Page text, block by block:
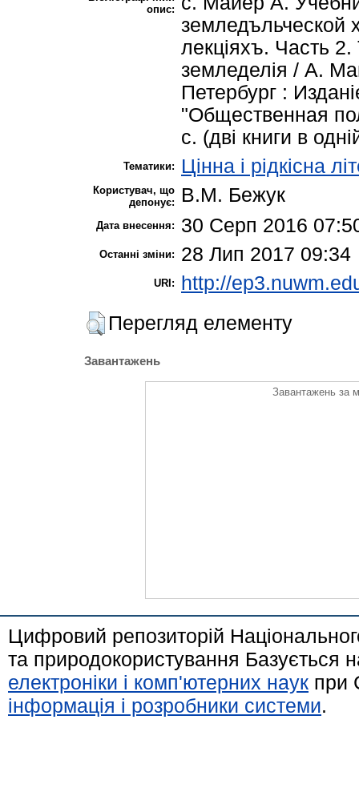
опис:
земледъльческой
лекціяхъ. Часть 2.
земледелія / А.
Петербург :
"Общественная
с. (дві книги в
Тематики: Цінна і рідкісна
Користувач, що
депонує:
В.М. Бежук
Дата внесення: 30 Серп 2016
Останні зміни: 28 Лип 2017 09:34
URI:
http://
Перегляд елементу
Завантажень
Завантажень за
Цифровий репозиторій
та природокористування Базується
електроніки і комп'ютерних наук при
інформація і розробники системи.